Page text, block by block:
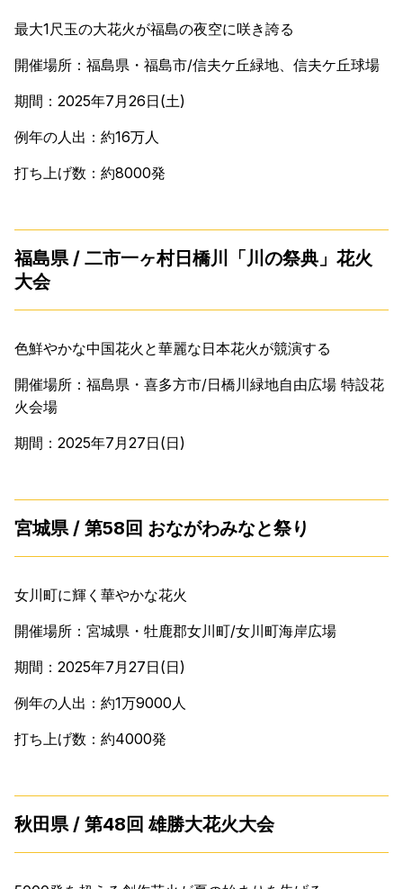
最大1尺玉の大花火が福島の夜空に咲き誇る
開催場所：福島県・福島市/信夫ケ丘緑地、信夫ケ丘球場
期間：2025年7月26日(土)
例年の人出：約16万人
打ち上げ数：約8000発
福島県 / 二市一ヶ村日橋川「川の祭典」花火
大会
色鮮やかな中国花火と華麗な日本花火が競演する
開催場所：福島県・喜多方市/日橋川緑地自由広場 特設花
火会場
期間：2025年7月27日(日)
宮城県 / 第58回 おながわみなと祭り
女川町に輝く華やかな花火
開催場所：宮城県・牡鹿郡女川町/女川町海岸広場
期間：2025年7月27日(日)
例年の人出：約1万9000人
打ち上げ数：約4000発
秋田県 / 第48回 雄勝大花火大会